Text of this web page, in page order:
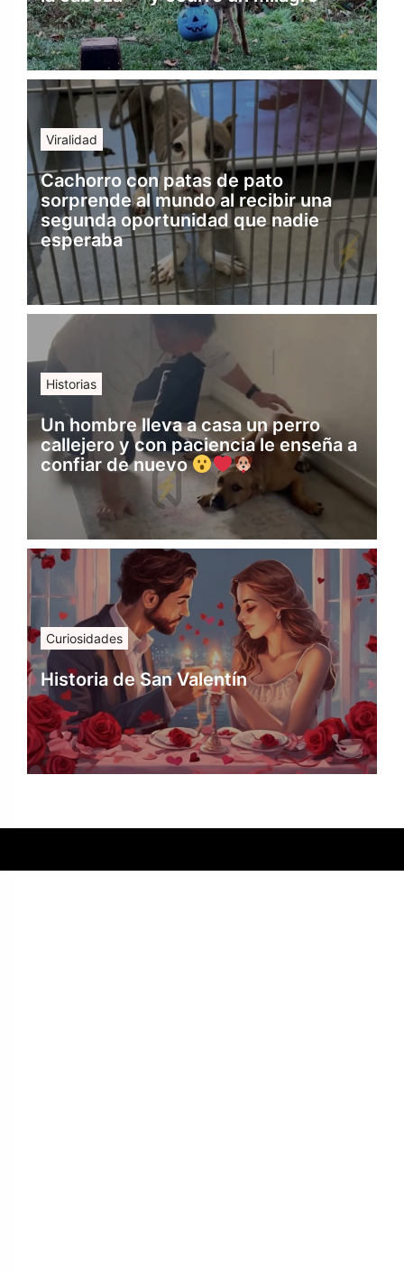
Viralidad
Cachorro con patas de pato
sorprende al mundo al recibir una
segunda oportunidad que nadie
esperaba
Historias
Un hombre lleva a casa un perro
callejero y con paciencia le enseña a
confiar de nuevo
Curiosidades
Historia de San Valentín